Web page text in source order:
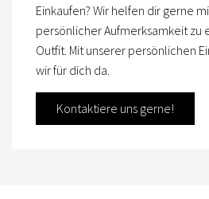
Einkaufen? Wir helfen dir gerne
persönlicher Aufmerksamkeit zu
Outfit. Mit unserer persönlichen
wir für dich da.
Kontaktiere uns gerne!